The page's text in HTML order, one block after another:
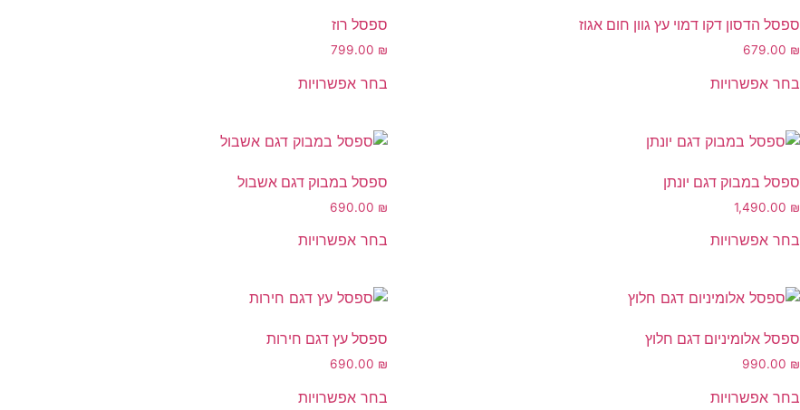
ספסל הדסון דקו דמוי עץ גוון חום אגוז
679.00 ₪
בחר אפשרויות
ספסל רוז
799.00 ₪
בחר אפשרויות
ספסל במבוק דגם יונתן
1,490.00 ₪
בחר אפשרויות
ספסל במבוק דגם אשבול
690.00 ₪
בחר אפשרויות
ספסל אלומיניום דגם חלוץ
990.00 ₪
בחר אפשרויות
ספסל עץ דגם חירות
690.00 ₪
בחר אפשרויות